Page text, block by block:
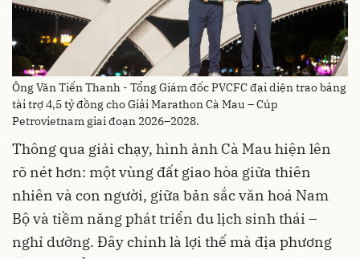
Ông Văn Tiến Thanh - Tổng Giám đốc PVCFC đại diện trao bảng
tài trợ 4,5 tỷ đồng cho Giải Marathon Cà Mau – Cúp
Petrovietnam giai đoạn 2026–2028.
Thông qua giải chạy, hình ảnh Cà Mau hiện lên
rõ nét hơn: một vùng đất giao hòa giữa thiên
nhiên và con người, giữa bản sắc văn hoá Nam
Bộ và tiềm năng phát triển du lịch sinh thái –
nghỉ dưỡng. Đây chính là lợi thế mà địa phương